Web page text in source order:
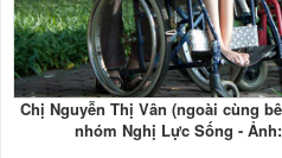
Chị Nguyễn Thị Vân (ngoài cùng
nhóm Nghị Lực Sống -